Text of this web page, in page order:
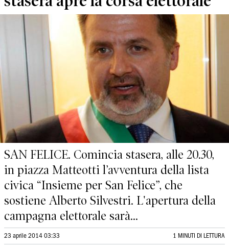
SAN FELICE. Comincia stasera, alle 20.30,
in piazza Matteotti l’avventura della lista
civica “Insieme per San Felice”, che
sostiene Alberto Silvestri. L'apertura della
campagna elettorale sarà...
23 aprile 2014 03:33 1 MINUTI DI LETTURA